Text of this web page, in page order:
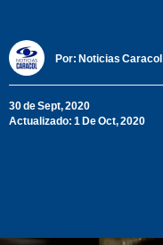
Por: Noticias Caracol
30 de Sept, 2020
Actualizado: 1 De Oct, 2020